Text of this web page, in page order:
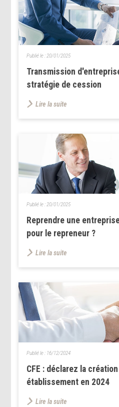
Transmission
stratégie de cession
Publié le : 20/01/2025
Lire la suite
Reprendre une
pour le repreneur ?
Publié le : 20/01/2025
Lire la suite
CFE : déclarez la
établissement en 2024
Publié le : 16/12/2024
Lire la suite